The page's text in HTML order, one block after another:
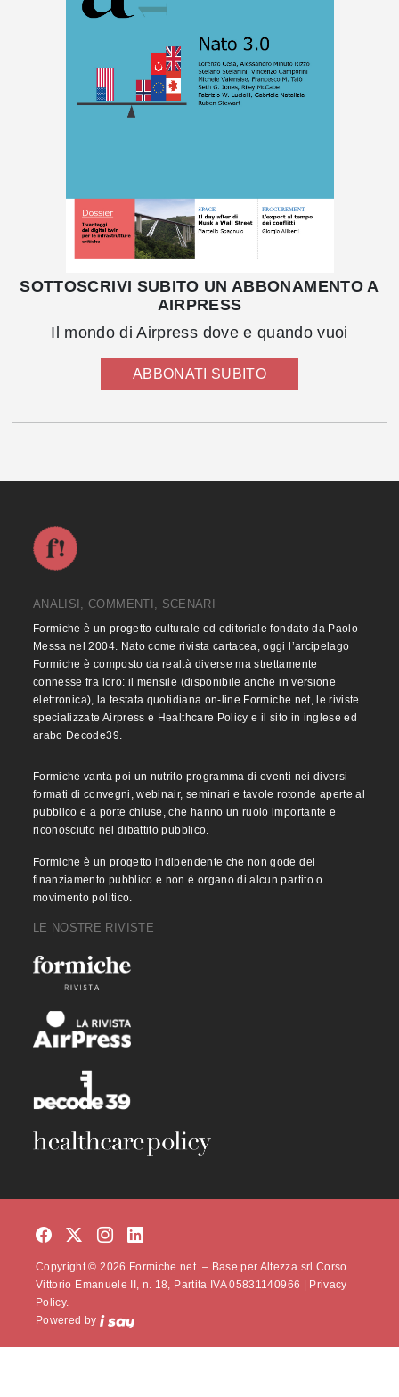
SOTTOSCRIVI SUBITO UN ABBONAMENTO A
AIRPRESS
Il mondo di Airpress dove e quando vuoi
ABBONATI SUBITO
ANALISI, COMMENTI, SCENARI
Formiche è un progetto culturale ed editoriale fondato da Paolo
Messa nel 2004. Nato come rivista cartacea, oggi l’arcipelago
Formiche è composto da realtà diverse ma strettamente
connesse fra loro: il mensile (disponibile anche in versione
elettronica), la testata quotidiana on-line Formiche.net, le riviste
specializzate Airpress e Healthcare Policy e il sito in inglese ed
arabo Decode39.
Formiche vanta poi un nutrito programma di eventi nei diversi
formati di convegni, webinair, seminari e tavole rotonde aperte al
pubblico e a porte chiuse, che hanno un ruolo importante e
riconosciuto nel dibattito pubblico.
Formiche è un progetto indipendente che non gode del
finanziamento pubblico e non è organo di alcun partito o
movimento politico.
LE NOSTRE RIVISTE
Copyright © 2026 Formiche.net. – Base per Altezza srl Corso
Vittorio Emanuele II, n. 18, Partita IVA 05831140966 |
Privacy
Policy.
Powered by